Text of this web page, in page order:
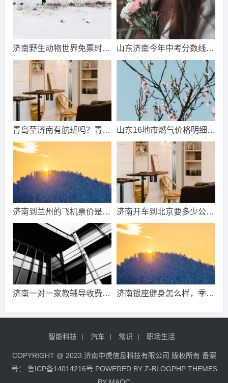
济南野生动物世界免票时
间？济南动物王国票价？
山东济南今年中考分数线出
来了吗？济南中考总分多
青岛至济南有航班吗？青岛
到济南的高铁票多钱？
山东16地市燃气价格明细？
2021山东天然气费收费标
济南到兰州的飞机票价是多
少？济南到兰州飞机要多
久？
济南开车到北京要多少公
里、时间、过路费、油钱？
济南一对一家教辅导收费情
济南银座健身怎么样，季
宜的地方呢？
智能科技 汽车 常识 职场生活
COPYRIGHT @ 2023 济南中虎信息科技有限公司 版权所有 备案
号： 鲁ICP备14014216号 POWERED BY Z-BLOGPHPTHEMES